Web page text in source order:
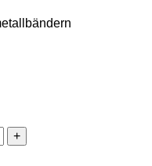
Ultra X-Treme
+